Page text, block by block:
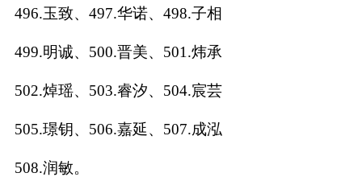
496.玉致、497.华诺、498.子相
499.明诚、500.晋美、501.炜承
502.焯瑶、503.睿汐、504.宸芸
505.璟钥、506.嘉延、507.成泓
508.润敏。